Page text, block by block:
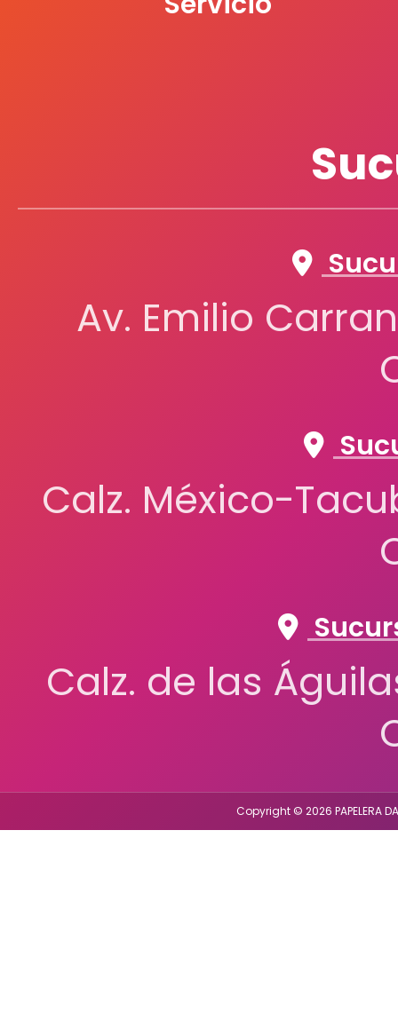
Av. Emilio
Calz. México-
Calz. de las
Copyright © 2026 PAPELERA